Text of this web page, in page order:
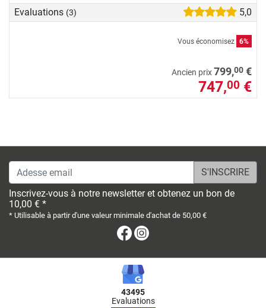
Evaluations (3) 5,0
Vous économisez 6%
Ancien prix799,00 €
747,00 €
Adesse email
Inscrivez-vous à notre newsletter et obtenez un bon de
10,00 € *
* Utilisable à partir d'une valeur minimale d'achat de 50,00 €
Facebook
43495
Evaluations